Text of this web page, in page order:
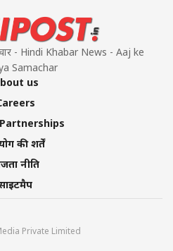
- Hindi Khabar News - Aaj ke
Samachar
us
की शर्तें
नीति
Private Limited